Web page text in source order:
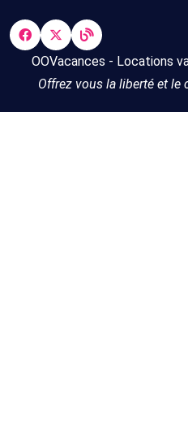
OOVacances - Locations
Offrez vous la liberté et